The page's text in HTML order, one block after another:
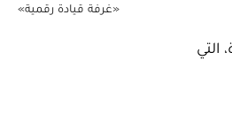
الوزة، التي
«غرفة قيادة رقمية»